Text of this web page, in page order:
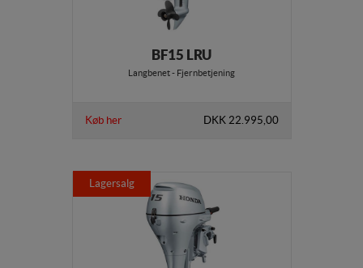
BF15 LRU
Langbenet - Fjernbetjening
Køb her DKK 22.995,00
Lagersalg